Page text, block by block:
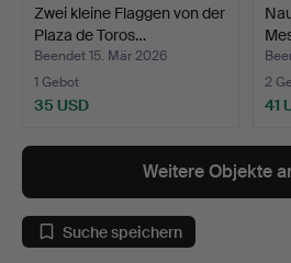
Zwei kleine Flaggen von der
Plaza de Toros…
Beendet 15. Mär 2026
1 Gebot
35 USD
2
41
Weitere Objekte
Suche speichern